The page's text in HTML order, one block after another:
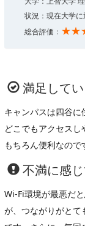
状況：現在大学
総合評価：
満足して
キャンパスは四谷
どこでもアクセス
もちろん便利なの
不満に感
Wi-Fi環境が最悪だ
が、つながりがとて